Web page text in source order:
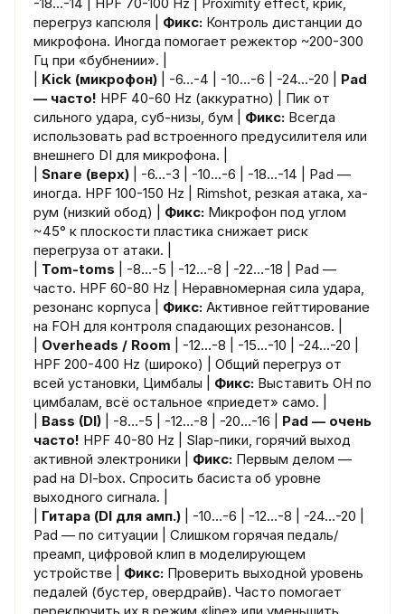
перегруз капсюля | Фикс: Контроль дистанции до
микрофона. Иногда помогает режектор ~200-300
Гц при «бубнении». |
Kick (микрофон) | -6…-4 | -10…-6 | -24…-20 | Pad
— часто! HPF 40-60 Hz (аккуратно) | Пик от
сильного удара, суб-низы, бум | Фикс: Всегда
использовать pad встроенного предусилителя или
внешнего DI для микрофона. |
Snare (верх) | -6…-3 | -10…-6 | -18…-14 | Pad —
иногда. HPF 100-150 Hz | Rimshot, резкая атака, ха-
рум (низкий обод) | Фикс: Микрофон под углом
~45° к плоскости пластика снижает риск
перегруза от атаки. |
Tom-toms | -8…-5 | -12…-8 | -22…-18 | Pad —
часто. HPF 60-80 Hz | Неравномерная сила удара,
резонанс корпуса | Фикс: Активное гейттирование
на FOH для контроля спадающих резонансов. |
Overheads / Room | -12…-8 | -15…-10 | -24…-20 |
HPF 200-400 Hz (широко) | Общий перегруз от
всей установки, Цимбалы | Фикс: Выставить OH по
цимбалам, всё остальное «приедет» само. |
Bass (DI) | -8…-5 | -12…-8 | -20…-16 | Pad — очень
часто! HPF 40-80 Hz | Slap-пики, горячий выход
активной электроники | Фикс: Первым делом —
pad на DI-box. Спросить басиста об уровне
выходного сигнала. |
Гитара (DI для амп.) | -10…-6 | -12…-8 | -24…-20 |
Pad — по ситуации | Слишком горячая педаль/
преамп, цифровой клип в моделирующем
устройстве | Фикс: Проверить выходной уровень
педалей (бустер, овердрайв). Часто помогает